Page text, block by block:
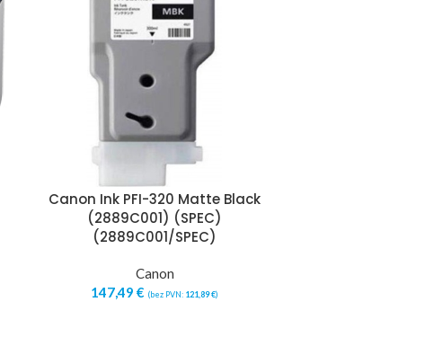
Canon Ink PFI-320 Matte Black
(2889C001) (SPEC)
(2889C001/SPEC)
Canon
147,49 € (bez PVN: 121,89€)